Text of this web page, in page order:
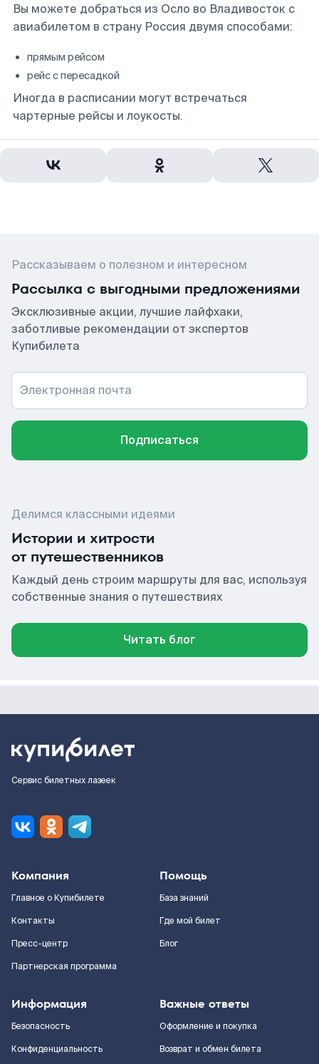
Вы можете добраться из Осло во Владивосток с
авиабилетом в страну Россия двумя способами:
прямым рейсом
рейс с пересадкой
Иногда в расписании могут встречаться
чартерные рейсы и лоукосты.
Рассказываем о полезном и интересном
Рассылка с выгодными предложениями
Эксклюзивные акции, лучшие лайфхаки,
заботливые рекомендации от экспертов
Купибилета
Электронная почта
Подписаться
Делимся классными идеями
Истории и хитрости
от путешественников
Каждый день строим маршруты для вас, используя
собственные знания о путешествиях
Читать блог
Сервис билетных лазеек
Компания
Главное о Купибилете
Контакты
Пресс-центр
Партнерская программа
Помощь
База знаний
Где мой билет
Блог
Информация
Безопасность
Конфиденциальность
Важные ответы
Оформление и покупка
Возврат и обмен билета